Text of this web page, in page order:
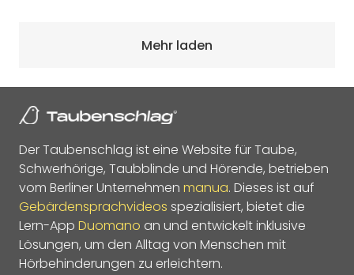
Mehr laden
Der Taubenschlag ist eine Website für Taube,
Schwerhörige, Taubblinde und Hörende, betrieben
vom Berliner Unternehmen manua. Dieses ist auf
Gebärdensprachvideos spezialisiert, bietet die
Lern-App Duomano an und entwickelt inklusive
Lösungen, um den Alltag von Menschen mit
Hörbehinderungen zu erleichtern.